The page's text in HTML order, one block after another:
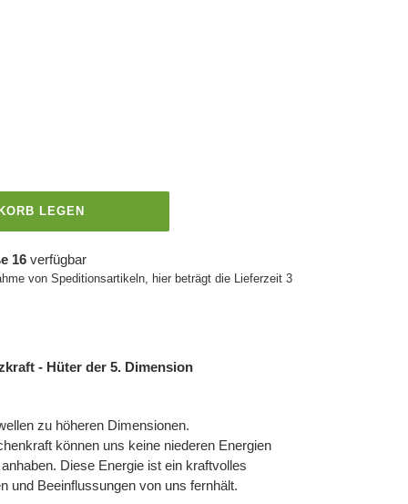
LEGEN
16 verfügbar
von Speditionsartikeln, hier beträgt die Lieferzeit 3
- Hüter der 5. Dimension
zu höheren Dimensionen.
können uns keine niederen Energien
Diese Energie ist ein kraftvolles
und Beeinflussungen von uns fernhält.